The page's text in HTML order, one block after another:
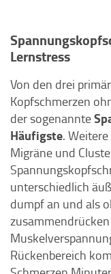
Lernstress
Von den drei
Kopfschmerzen
der sogenannte
Häufigste.
Migräne und
unterschiedlich
dumpf an und als
Rückenbereich